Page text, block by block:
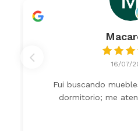
16/07/
Fui buscando
dormitorio; me